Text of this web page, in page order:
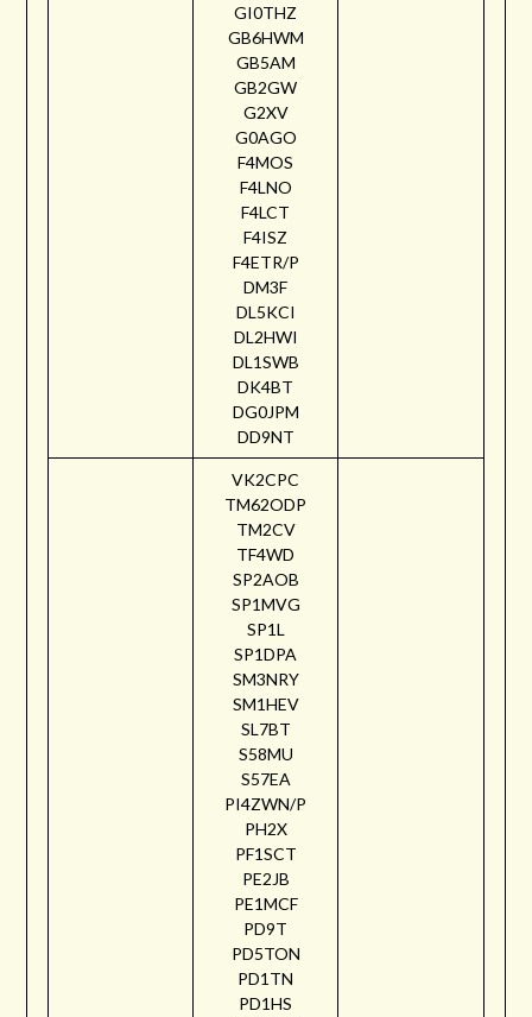
GI0THZ
GB6HWM
GB5AM
GB2GW
G2XV
G0AGO
F4MOS
F4LNO
F4LCT
F4ISZ
F4ETR/P
DM3F
DL5KCI
DL2HWI
DL1SWB
DK4BT
DG0JPM
DD9NT
VK2CPC
TM62ODP
TM2CV
TF4WD
SP2AOB
SP1MVG
SP1L
SP1DPA
SM3NRY
SM1HEV
SL7BT
S58MU
S57EA
PI4ZWN/P
PH2X
PF1SCT
PE2JB
PE1MCF
PD9T
PD5TON
PD1TN
PD1HS